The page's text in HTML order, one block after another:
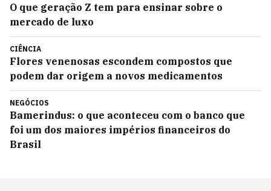
O que geração Z tem para ensinar sobre o
mercado de luxo
CIÊNCIA
Flores venenosas escondem compostos que
podem dar origem a novos medicamentos
NEGÓCIOS
Bamerindus: o que aconteceu com o banco que
foi um dos maiores impérios financeiros do
Brasil